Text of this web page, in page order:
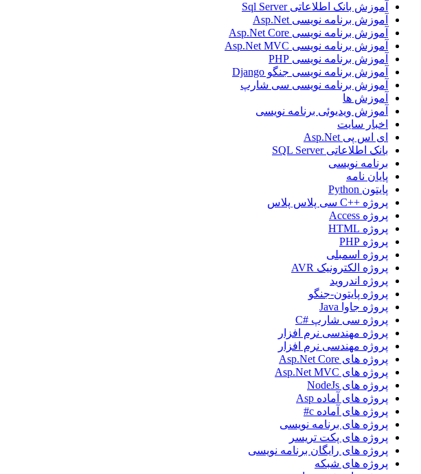
آموزش بانک اطلاعاتی Sql Server
آموزش برنامه نویسی Asp.Net
آموزش برنامه نویسی Asp.Net Core
آموزش برنامه نویسی Asp.Net MVC
آموزش برنامه نویسی PHP
آموزش برنامه نویسی جنگو Django
آموزش برنامه نویسی سی شارپ
آموزش ها
آموزش ویدیوئی برنامه نویسی
اخبار سایت
ای اس پی Asp.Net
بانک اطلاعاتی SQL Server
برنامه نویسی
پایان نامه
پایتون Python
پروژه ++C سی پلاس پلاس
پروژه Access
پروژه HTML
پروژه PHP
پروژه اسمبلی
پروژه الکترونیک AVR
پروژه اندروید
پروژه پایتون-جنگو
پروژه جاوا Java
پروژه سی شارپ #C
پروژه مهندسی نرم افزار
پروژه مهندسی نرم افزار
پروژه های Asp.Net Core
پروژه های Asp.Net MVC
پروژه های NodeJs
پروژه های آماده Asp
پروژه های آماده c#
پروژه های برنامه نویسی
پروژه های پکت تریسر
پروژه های رایگان برنامه نویسی
پروژه های شبکه